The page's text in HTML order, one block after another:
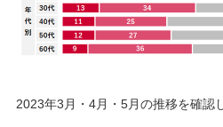
2023年3月・4月・5月の推移を確認